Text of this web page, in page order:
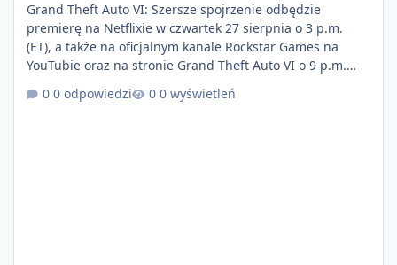
Grand Theft Auto VI: Szersze spojrzenie odbędzie
premierę na Netflixie w czwartek 27 sierpnia o 3 p.m.
(ET), a także na oficjalnym kanale Rockstar Games na
YouTubie oraz na stronie Grand Theft Auto VI o 9 p.m.
Auto VI będzie dostępne 19 listopada na PlayStation 5
0 odpowiedzi 0 wyświetleń